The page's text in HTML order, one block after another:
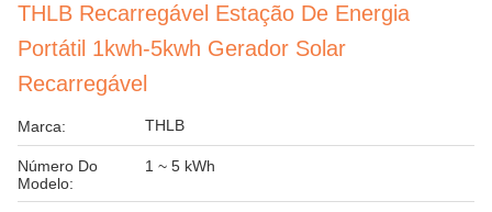
THLB Recarregável Estação De Energia
Portátil 1kwh-5kwh Gerador Solar
Recarregável
Marca: THLB
Número Do
Modelo:
1 ~ 5 kWh